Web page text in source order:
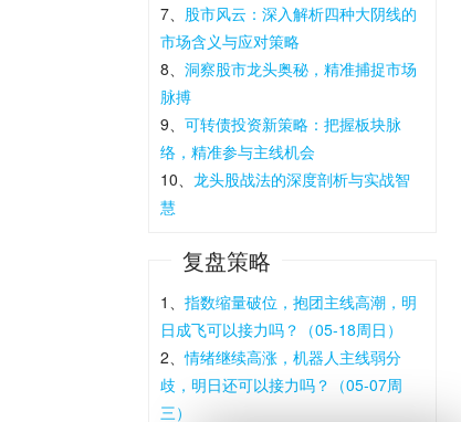
7、 股市风云：深入解析四种大阴线的
市场含义与应对策略
8、洞察股市龙头奥秘，精准捕捉市场
脉搏
9、可转债投资新策略：把握板块脉
络，精准参与主线机会
10、龙头股战法的深度剖析与实战智
慧
复盘策略
1、指数缩量破位，抱团主线高潮，明
日成飞可以接力吗？（05-18周日）
2、情绪继续高涨，机器人主线弱分
歧，明日还可以接力吗？（05-07周
三）